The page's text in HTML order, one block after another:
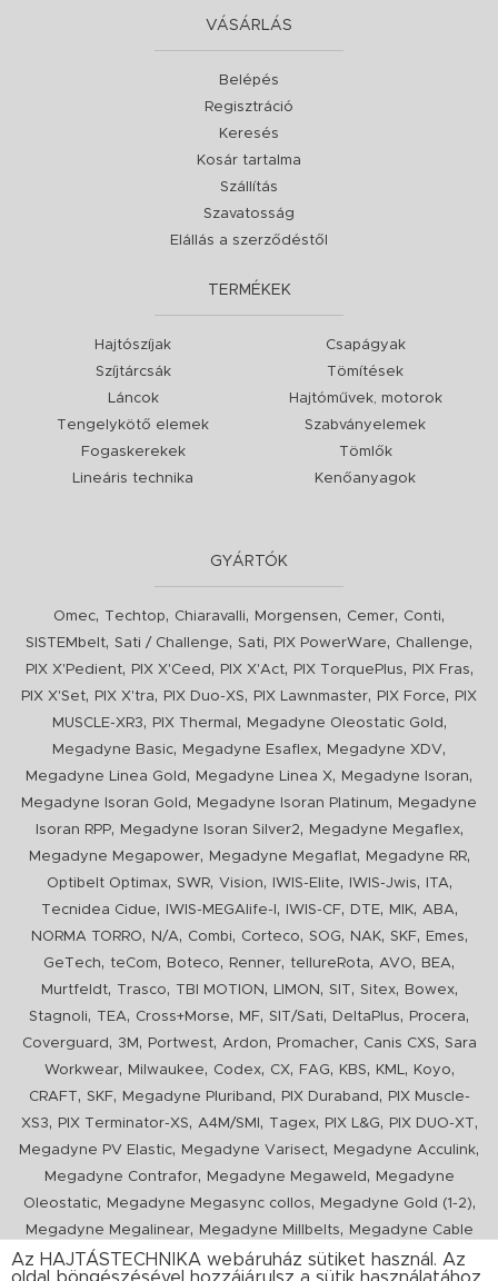
VÁSÁRLÁS
Belépés
Regisztráció
Keresés
Kosár tartalma
Szállítás
Szavatosság
Elállás a szerződéstől
TERMÉKEK
Hajtószíjak
Szíjtárcsák
Láncok
Tengelykötő elemek
Fogaskerekek
Lineáris technika
Csapágyak
Tömítések
Hajtóművek, motorok
Szabványelemek
Tömlők
Kenőanyagok
GYÁRTÓK
Omec, Techtop, Chiaravalli, Morgensen, Cemer, Conti,
SISTEMbelt, Sati / Challenge, Sati, PIX PowerWare, Challenge,
PIX X'Pedient, PIX X'Ceed , PIX X'Act, PIX TorquePlus, PIX Fras,
PIX X'Set, PIX X'tra, PIX Duo-XS, PIX Lawnmaster, PIX Force,
PIX
MUSCLE-XR3, PIX Thermal , Megadyne Oleostatic Gold ,
Megadyne Basic, Megadyne Esaflex, Megadyne XDV,
Megadyne Linea Gold , Megadyne Linea X, Megadyne Isoran,
Megadyne Isoran Gold , Megadyne Isoran Platinum,
Megadyne
Isoran RPP, Megadyne Isoran Silver2, Megadyne Megaflex,
Megadyne Megapower, Megadyne Megaflat, Megadyne RR,
Optibelt Optimax, SWR, Vision, IWIS-Elite, IWIS-Jwis, ITA,
Tecnidea Cidue, IWIS-MEGAlife-I , IWIS-CF, DTE, MIK, ABA,
NORMA TORRO, N/A, Combi, Corteco, SOG, NAK, SKF, Emes,
GeTech, teCom, Boteco, Renner, tellureRota, AVO, BEA,
Murtfeldt, Trasco, TBI MOTION , LIMON , SIT, Sitex, Bowex,
Stagnoli, TEA, Cross+Morse, MF, SIT/Sati, DeltaPlus, Procera,
Coverguard , 3M , Portwest, Ardon, Promacher, Canis CXS, Sara
Workwear, Milwaukee, Codex, CX, FAG, KBS, KML, Koyo,
CRAFT, SKF, Megadyne Pluriband , PIX Duraband ,
PIX Muscle-
XS3, PIX Terminator-XS, A4M/SMI , Tagex, PIX L&G, PIX DUO-XT,
Megadyne PV Elastic, Megadyne Varisect, Megadyne Acculink,
Megadyne Contrafor, Megadyne Megaweld ,
Megadyne
Oleostatic, Megadyne Megasync collos, Megadyne Gold (1-2),
Megadyne Megalinear, Megadyne Millbelts,
Megadyne Cable
Pull, PIX X'Ceed,Megadyne Pull Down, Optibelt VB,Mitsuboshi
Az HAJTÁSTECHNIKA webáruház sütiket használ. Az